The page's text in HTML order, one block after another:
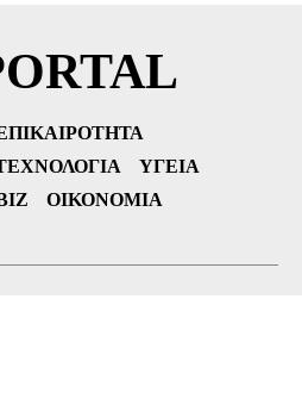
ΥΓΕΊΑ
ΟΙΚΟΝΟΜΊΑ